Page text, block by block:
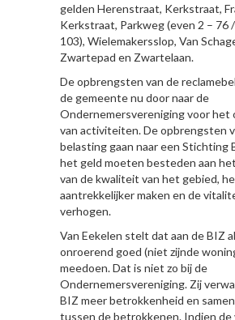
gelden Herenstraat, Kerkstraat,
Kerkstraat, Parkweg (even 2 – 76
103), Wielemakersslop, Van
Zwartepad en Zwartelaan.
De opbrengsten van de
de gemeente nu door naar de
Ondernemersvereniging voor het
van activiteiten. De opbrengsten
belasting gaan naar een Stichting
het geld moeten besteden aan
van de kwaliteit van het gebied,
aantrekkelijker maken en de
verhogen.
Van Eekelen stelt dat aan de BIZ
onroerend goed (niet zijnde
meedoen. Dat is niet zo bij de
Ondernemersvereniging. Zij
BIZ meer betrokkenheid en
tussen de betrokkenen. Indien